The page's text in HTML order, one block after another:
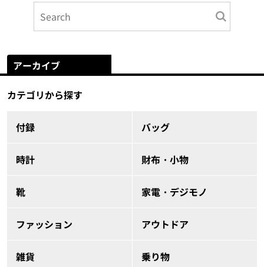
アーカイブ
カテゴリから探す
付録 バッグ
時計 財布・小物
靴 家電・デジモノ
ファッション アウトドア
雑貨 乗り物